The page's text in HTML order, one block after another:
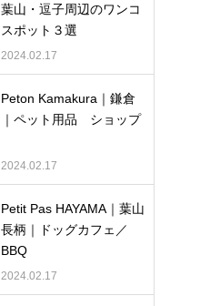
葉山・逗子周辺のワンコ
スポット３選
2024.02.17
Peton Kamakura｜鎌倉
｜ペット用品 ショップ
2024.02.17
Petit Pas HAYAMA｜葉山
長柄｜ドッグカフェ／
BBQ
2024.02.17